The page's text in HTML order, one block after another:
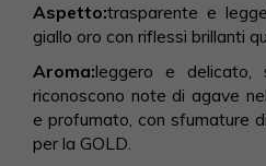
Aspetto:trasparente e
giallo oro con riflessi brillanti
Aroma:leggero e delicato,
riconoscono note di agave
e profumato, con sfumature
per la GOLD.